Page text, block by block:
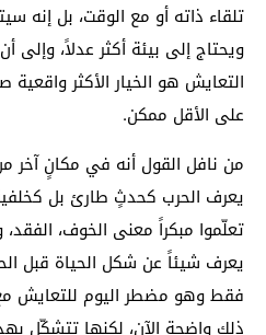
تلقاء ذاته أو مع الوقت، بل إنه
ويحتاج إلى بيئة أكثر عدلاً،
التعايش هو الخيار الأكثر واقعية
على الأقل ممكن.
من نافل القول أنه في مكانٍ آخر
يعرف الحرب كحدثٍ طارئ بل
تعلّموا مبكراً معنى الخوف،
يعرف شيئاً عن شكل الحياة قبل
فقط وهو مضطر اليوم للتعايش مع
ذلك واضحة الآن، لكنها تتشكّل